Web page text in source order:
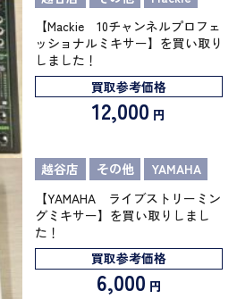
【Mackie 10チャンネルプロフェ
ッショナルミキサー】を買い取り
しました！
買取参考価格
12,000 円
越谷店 その他
YAMAHA
【YAMAHA ライブストリーミン
グミキサー】を買い取りしまし
た！
買取参考価格
6,000 円